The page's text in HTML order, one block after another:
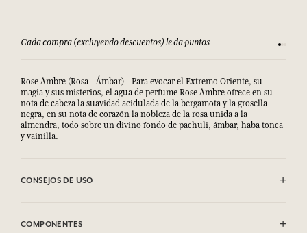
Cada compra (excluyendo descuentos) le da puntos
Rose Ambre (Rosa - Ámbar) - Para evocar el Extremo Oriente, su
magia y sus misterios, el agua de perfume Rose Ambre ofrece en su
nota de cabeza la suavidad acidulada de la bergamota y la grosella
negra, en su nota de corazón la nobleza de la rosa unida a la
almendra, todo sobre un divino fondo de pachuli, ámbar, haba tonca
y vainilla.
CONSEJOS DE USO
COMPONENTES